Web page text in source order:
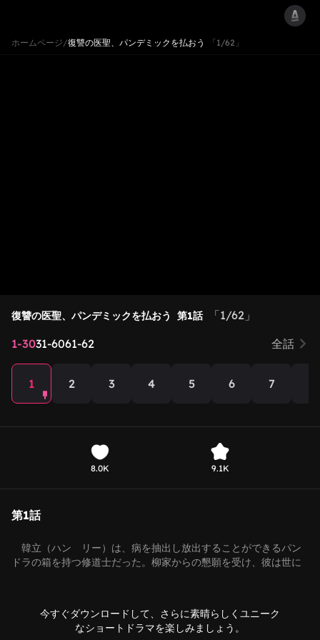
ホームページ/復讐の医聖、パンデミックを払おう 「1/62」
復讐の医聖、パンデミックを払おう 第1話
「1/62」
1-3031-6061-62 全話
1 2 3 4 5 6 7
8.0K 9.1K
第1話
韓立（ハン リー）は、病を抽出し放出することができるパン
ドラの箱を持つ修道士だった。柳家からの懇願を受け、彼は世に
疫病が蔓延し、人々が苦しみに喘ぐ事態が発生する。韓立は修行
の果てに渡劫を経て飛昇し、強大な力を得て疫病を一掃、無数の
今すぐダウンロードして、さらに素晴らしくユニーク
なショートドラマを楽しみましょう。